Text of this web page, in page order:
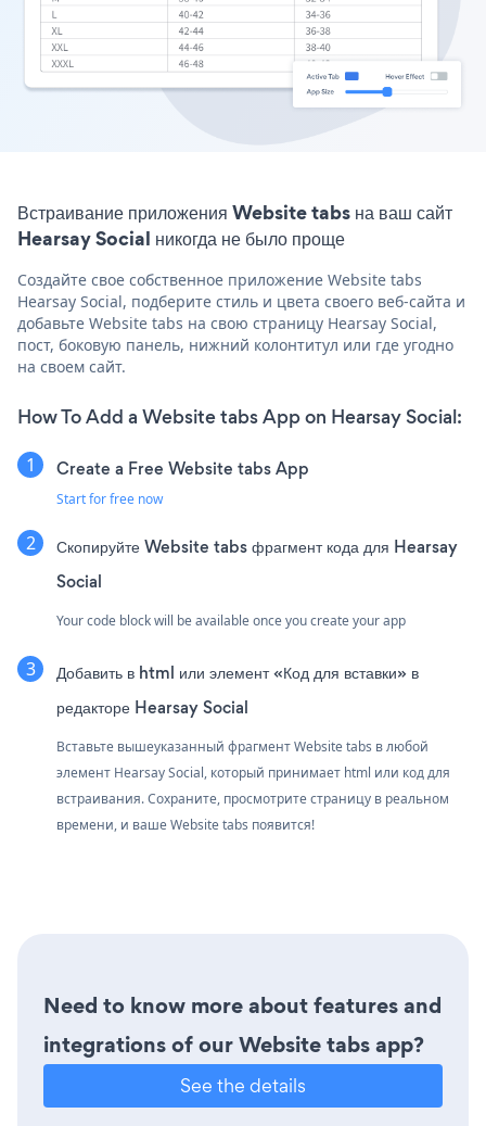
Встраивание приложения Website tabs на ваш сайт
Hearsay Social никогда не было проще
Создайте свое собственное приложение Website tabs
Hearsay Social, подберите стиль и цвета своего веб-сайта и
добавьте Website tabs на свою страницу Hearsay Social,
пост, боковую панель, нижний колонтитул или где угодно
на своем сайт.
How To Add a Website tabs App on Hearsay Social:
Create a Free Website tabs App
Start for free now
Скопируйте Website tabs фрагмент кода для Hearsay
Social
Your code block will be available once you create your app
Добавить в html или элемент «Код для вставки» в
редакторе Hearsay Social
Вставьте вышеуказанный фрагмент Website tabs в любой
элемент Hearsay Social, который принимает html или код для
встраивания. Сохраните, просмотрите страницу в реальном
времени, и ваше Website tabs появится!
Need to know more about features and
integrations of our Website tabs app?
See the details